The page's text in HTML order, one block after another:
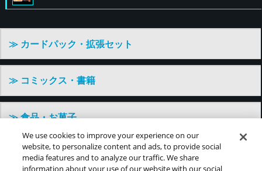
≫ カードパック・拡張セット
≫ コミックス・書籍
≫ 食品・お菓子
≫ その他
We use cookies to improve your experience on our
website, to personalize content and ads, to provide social
media features and to analyze our traffic. We share
information about your use of our website with our social